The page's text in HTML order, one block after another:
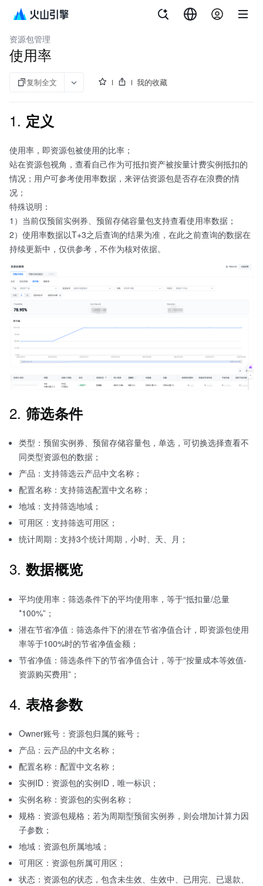
费用中心
资源包管理
使用率
复制全文 我的收藏
1. 定义
使用率，即资源包被使用的比率；
站在资源包视角，查看自己作为可抵扣资产被按量计费实例抵扣的
情况；用户可参考使用率数据，来评估资源包是否存在浪费的情
况；
特殊说明：
1）当前仅预留实例券、预留存储容量包支持查看使用率数据；
2）使用率数据以T+3之后查询的结果为准，在此之前查询的数据在
持续更新中，仅供参考，不作为核对依据。
2. 筛选条件
类型：预留实例券、预留存储容量包，单选，可切换选择查看不
同类型资源包的数据；
产品：支持筛选云产品中文名称；
配置名称：支持筛选配置中文名称；
地域：支持筛选地域；
可用区：支持筛选可用区；
统计周期：支持3个统计周期，小时、天、月；
3. 数据概览
平均使用率：筛选条件下的平均使用率，等于“抵扣量/总量
*100%”；
潜在节省净值：筛选条件下的潜在节省净值合计，即资源包使用
率等于100%时的节省净值金额；
节省净值：筛选条件下的节省净值合计，等于“按量成本等效值-
资源购买费用”；
4. 表格参数
Owner账号：资源包归属的账号；
产品：云产品的中文名称；
配置名称：配置中文名称；
实例ID：资源包的实例ID，唯一标识；
实例名称：资源包的实例名称；
规格：资源包规格；若为周期型预留实例券，则会增加计算力因
子参数；
地域：资源包所属地域；
可用区：资源包所属可用区；
状态：资源包的状态，包含未生效、生效中、已用完、已退款、